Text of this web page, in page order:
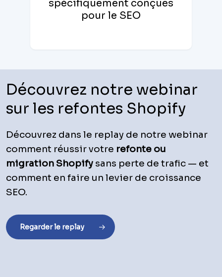
spécifiquement conçues
pour le SEO
Découvrez notre webinar
sur les refontes Shopify
Découvrez dans le replay de notre webinar
comment réussir votre refonte ou
migration Shopify sans perte de trafic — et
comment en faire un levier de croissance
SEO.
Regarder le replay